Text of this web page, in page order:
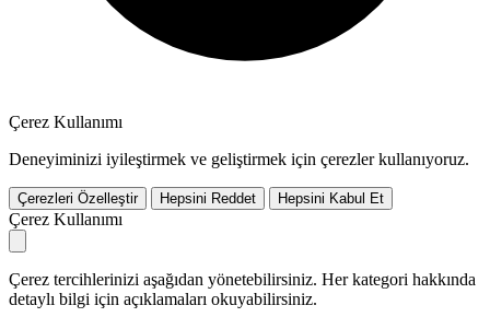
Çerez Kullanımı
Deneyiminizi iyileştirmek ve geliştirmek için çerezler kullanıyoruz.
Çerezleri Özelleştir Hepsini Reddet Hepsini Kabul Et
Çerez Kullanımı
Çerez tercihlerinizi aşağıdan yönetebilirsiniz. Her kategori hakkında
detaylı bilgi için açıklamaları okuyabilirsiniz.